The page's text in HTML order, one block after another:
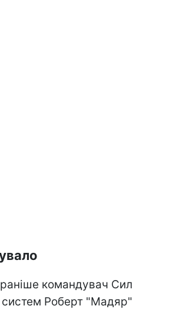
командувач Сил
систем Роберт "Мадяр"